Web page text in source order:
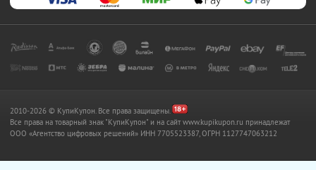
2010-2026 © КупиКупон. Все права защищены.
Все права на товарный знак "КупиКупон" и на сайт www.kupikupon.ru принадлежат
OOO «Агентство цифровых решений» ИНН 7705523387, ОГРН 1127747063212